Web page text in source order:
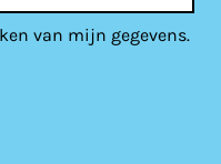
van mijn gegevens.